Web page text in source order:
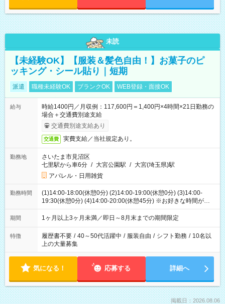
未読
【未経験OK】【服装＆髪色自由！】お菓子のピ
ッキング・シール貼り｜短期
派遣 職種未経験OK ブランクOK WEB登録・面接OK
給与
時給1400円／月収例：117,600円＝1,400円×4時間×21日勤務の
場合＋交通費別途支給
交通費別途支給あり
交通費 実費支給／当社規定あり。
勤務地
さいたま市見沼区
七里駅から車6分 / 大宮公園駅 / 大宮(埼玉県)駅
アパレル・日用雑貨
勤務時間
(1)14:00-18:00(休憩0分) (2)14:00-19:00(休憩0分) (3)14:00-
19:30(休憩0分) (4)14:00-20:00(休憩45分) ※お好きな時間が選べ
ます
期間 1ヶ月以上3ヶ月未満／即日～8月末までの期間限定
特徴 履歴書不要 / 40～50代活躍中 / 服装自由 / シフト勤務 / 10名以
上の大量募集
気になる！ 応募する 詳細へ
掲載日：2026.08.06